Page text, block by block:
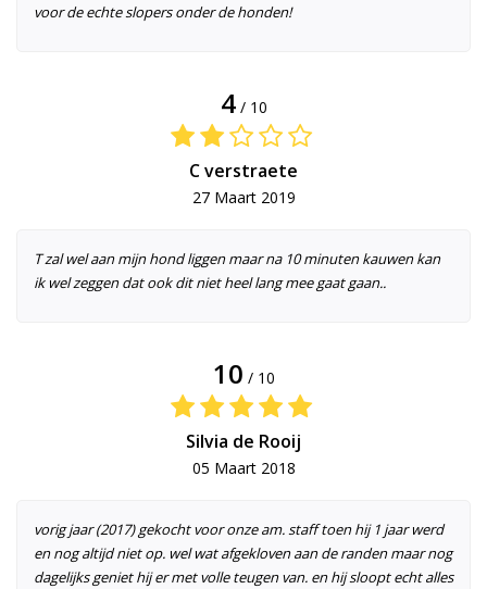
voor de echte slopers onder de honden!
4 / 10
C verstraete
27 Maart 2019
T zal wel aan mijn hond liggen maar na 10 minuten kauwen kan
ik wel zeggen dat ook dit niet heel lang mee gaat gaan..
10 / 10
Silvia de Rooij
05 Maart 2018
vorig jaar (2017) gekocht voor onze am. staff toen hij 1 jaar werd
en nog altijd niet op. wel wat afgekloven aan de randen maar nog
dagelijks geniet hij er met volle teugen van. en hij sloopt echt alles